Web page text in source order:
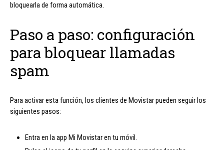
bloquearla de forma automática.
Paso a paso: configuración
para bloquear llamadas
spam
Para activar esta función, los clientes de Movistar pueden seguir los
siguientes pasos:
Entra en la app Mi Movistar en tu móvil.